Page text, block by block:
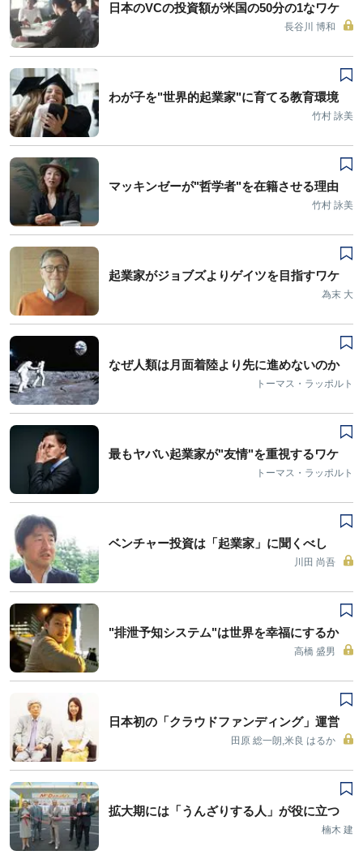
日本のVCの投資額が米国の50分の1なワケ
長谷川 博和
わが子を"世界的起業家"に育てる教育環境
竹村 詠美
マッキンゼーが"哲学者"を在籍させる理由
竹村 詠美
起業家がジョブズよりゲイツを目指すワケ
為末 大
なぜ人類は月面着陸より先に進めないのか
トーマス・ラッポルト
最もヤバい起業家が"友情"を重視するワケ
トーマス・ラッポルト
ベンチャー投資は「起業家」に聞くべし
川田 尚吾
"排泄予知システム"は世界を幸福にするか
高橋 盛男
日本初の「クラウドファンディング」運営
田原 総一朗,米良 はるか
拡大期には「うんざりする人」が役に立つ
楠木 建